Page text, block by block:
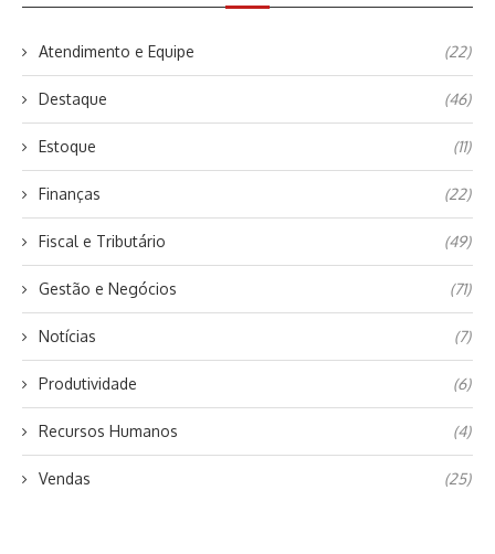
Atendimento e Equipe (22)
Destaque (46)
Estoque (11)
Finanças (22)
Fiscal e Tributário (49)
Gestão e Negócios (71)
Notícias (7)
Produtividade (6)
Recursos Humanos (4)
Vendas (25)